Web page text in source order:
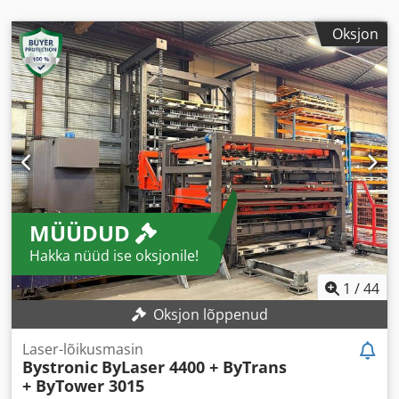
Oksjon
MÜÜDUD
Hakka nüüd ise oksjonile!
1 /44
Oksjon lõppenud
Laser-lõikusmasin
Bystronic ByLaser 4400 + ByTrans
+ ByTower 3015